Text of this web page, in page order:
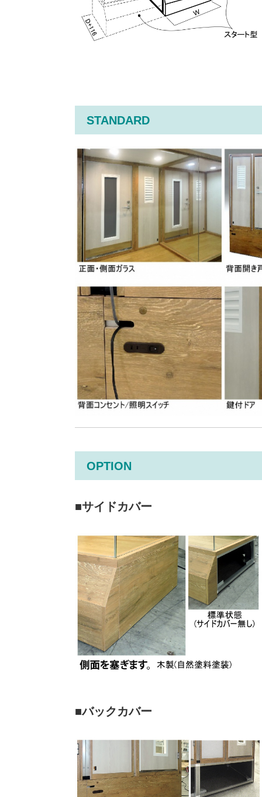
STANDARD
OPTION
■サイドカバー
■バックカバー